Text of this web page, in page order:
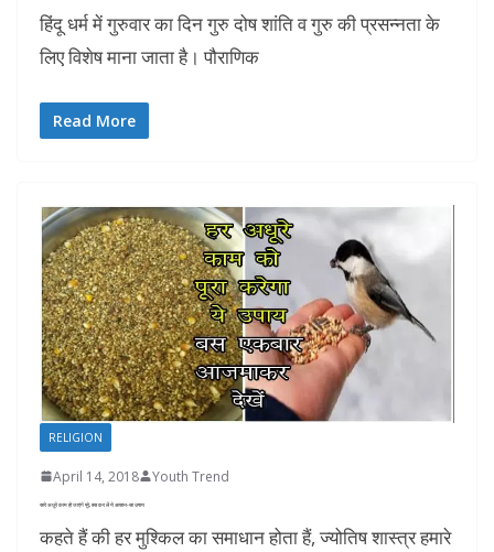
हिंदू धर्म में गुरुवार का दिन गुरु दोष शांति व गुरु की प्रसन्नता के
लिए विशेष माना जाता है। पौराणिक
Read More
RELIGION
April 14, 2018 Youth Trend
सारे अधूरे काम हो जाएंगे पूरे, बस कर लें ये आसान-सा उपाय
कहते हैं की हर मुश्किल का समाधान होता हैं, ज्योतिष शास्त्र हमारे